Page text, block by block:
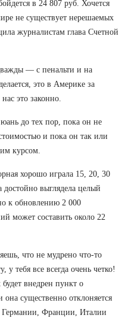
в 24 807 руб. Хочется
не существует нерешаемых
журналистам глава Счетной
— с пенальти и на
это в Америке за
это законно.
до тех пор, пока он не
и пока он так или
курсом.
хорошо играла 15, 20, 30
выглядела целый
к обновлению 2 000
может составить около 22
что не мудрено что-то
у тебя все всегда очень четко!
внедрен пункт о
существенно отклоняется
Германии, Франции, Италии